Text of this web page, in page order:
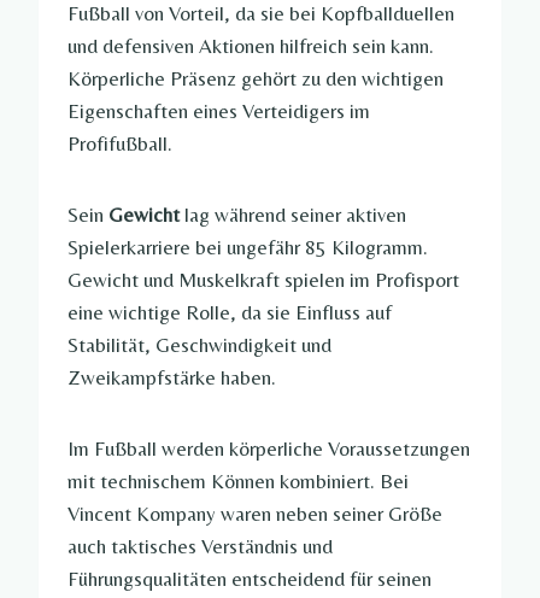
Fußball von Vorteil, da sie bei Kopfballduellen
und defensiven Aktionen hilfreich sein kann.
Körperliche Präsenz gehört zu den wichtigen
Eigenschaften eines Verteidigers im
Profifußball.
Sein Gewichtlag während seiner aktiven
Spielerkarriere bei ungefähr 85 Kilogramm.
Gewicht und Muskelkraft spielen im Profisport
eine wichtige Rolle, da sie Einfluss auf
Stabilität, Geschwindigkeit und
Zweikampfstärke haben.
Im Fußball werden körperliche Voraussetzungen
mit technischem Können kombiniert. Bei
Vincent Kompany waren neben seiner Größe
auch taktisches Verständnis und
Führungsqualitäten entscheidend für seinen